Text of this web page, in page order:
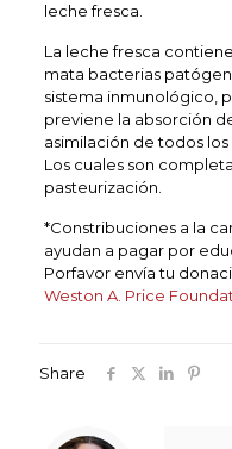
leche fresca.
La leche fresca
mata bacterias
sistema inmunológico,
previene la absorción
asimilación de todos
Los cuales son
pasteurización.
*Constribuciones a la
ayudan a pagar por
Porfavor envía tu
Weston A. Price
Share